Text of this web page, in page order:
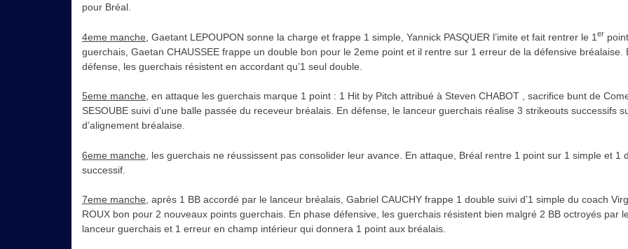
pour Bréal.
4eme manche , Gaetant LEPOUPON sonne la charge et frappe 1 simple, Yannick PASQUER l’imite et fait rentrer le 1 er point
guerchais, Gaetan CHAUSSEE frappe un double bon pour le 2eme point et il rentre sur 1 erreur de la défensive bréalaise.
défense, les guerchais résistent en accordant qu’1 seul double.
5eme manche , en attaque les guerchais marque 1 point : 1 Hit by Pitch attribué à Steven CHABOT , sacrifice bunt de
SESOUBE suivi d’une balle passée du receveur bréalais. En défense, le lanceur guerchais réalise 3 strikeouts successifs
d’alignement bréalaise.
6eme manche , les guerchais ne réussissent pas consolider leur avance. En attaque, Bréal rentre 1 point sur 1 simple et 1
successif.
7eme manche, après 1 BB accordé par le lanceur bréalais, Gabriel CAUCHY frappe 1 double suivi d’1 simple du coach
ROUX bon pour 2 nouveaux points guerchais. En phase défensive, les guerchais résistent bien malgré 2 BB octroyés par le
lanceur guerchais et 1 erreur en champ intérieur qui donnera 1 point aux bréalais.